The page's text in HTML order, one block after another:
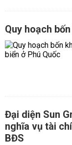
Quy hoạch
Đại diện Sun
nghĩa vụ tài
BĐS